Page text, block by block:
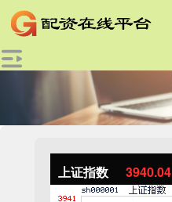
上证指数 3940.04